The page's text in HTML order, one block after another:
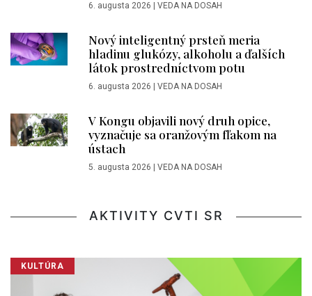
6. augusta 2026 VEDA NA DOSAH
Nový inteligentný prsteň meria
hladinu glukózy, alkoholu a ďalších
látok prostredníctvom potu
6. augusta 2026 VEDA NA DOSAH
V Kongu objavili nový druh opice,
vyznačuje sa oranžovým fľakom na
ústach
5. augusta 2026 VEDA NA DOSAH
AKTIVITY CVTI SR
KULTÚRA